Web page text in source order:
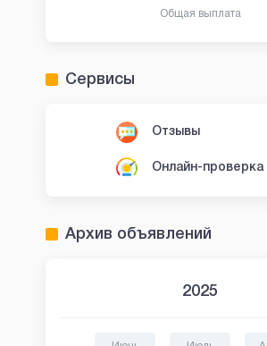
Общая выплата
Сервисы
Отзывы
Онлайн-проверка
Архив объявлений
2025